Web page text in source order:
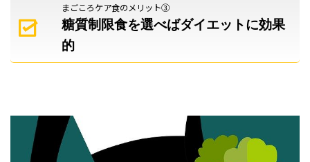
まごころケア食のメリット③
糖質制限食を選べばダイエットに効果
的